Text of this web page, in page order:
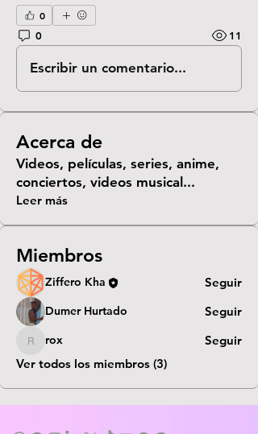
0
0
11
Escribir un comentario...
Acerca de
Videos, películas, series, anime,
conciertos, videos musical...
Leer más
Miembros
Ziffero Kha Seguir
Dumer Hurtado Seguir
rox rox
Seguir
Ver todos los miembros (3)